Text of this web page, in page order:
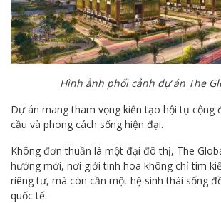
Hình ảnh phối cảnh dự án The
Dự án mang tham vọng kiến tạo hội tụ cộng
cầu và phong cách sống hiện đại.
Không đơn thuần là một đại đô thị, The
hướng mới, nơi giới tinh hoa không chỉ tìm
riêng tư, mà còn cần một hệ sinh thái sống
quốc tế.